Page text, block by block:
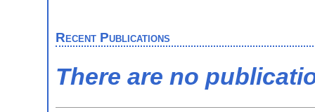
Recent Publications
There are no